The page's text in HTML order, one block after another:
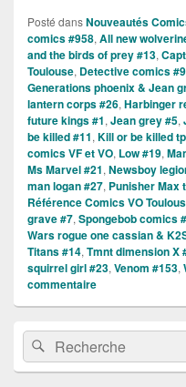
Posté dansNouveautés
comics #958, All new
and the birds of prey #13,
Toulouse, Detective comics
Generations phoenix & Jean
lantern corps #26, Harbinger
future kings #1, Jean grey #5,
be killed #11, Kill or be killed
comics VF et VO, Low #19,
Ms Marvel #21, Newsboy
man logan #27, Punisher Max
Référence Comics VO
grave #7, Spongebob comics
Wars rogue one cassian &
Titans #14, Tmnt dimension X
squirrel girl #23, Venom #153,
commentaire
Zone
principale
de
widget
Recherche :Rechercher